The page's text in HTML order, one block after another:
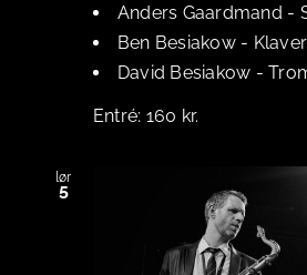
Anders Gaardmand -
Ben Besiakow- Klaver
David Besiakow -
160 kr.
lør
5